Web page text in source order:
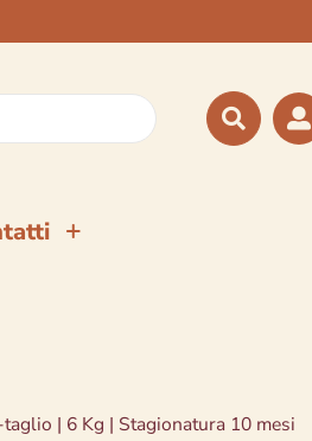
| 6 Kg | Stagionatura 10 mesi